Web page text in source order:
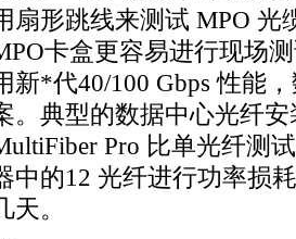
扇形跳线来测试 MPO 光
卡盒更容易进行现场
新*代40/100 Gbps 性能
。典型的数据中心光纤
Pro 比单光纤测
中的12 光纤进行功率损
天。